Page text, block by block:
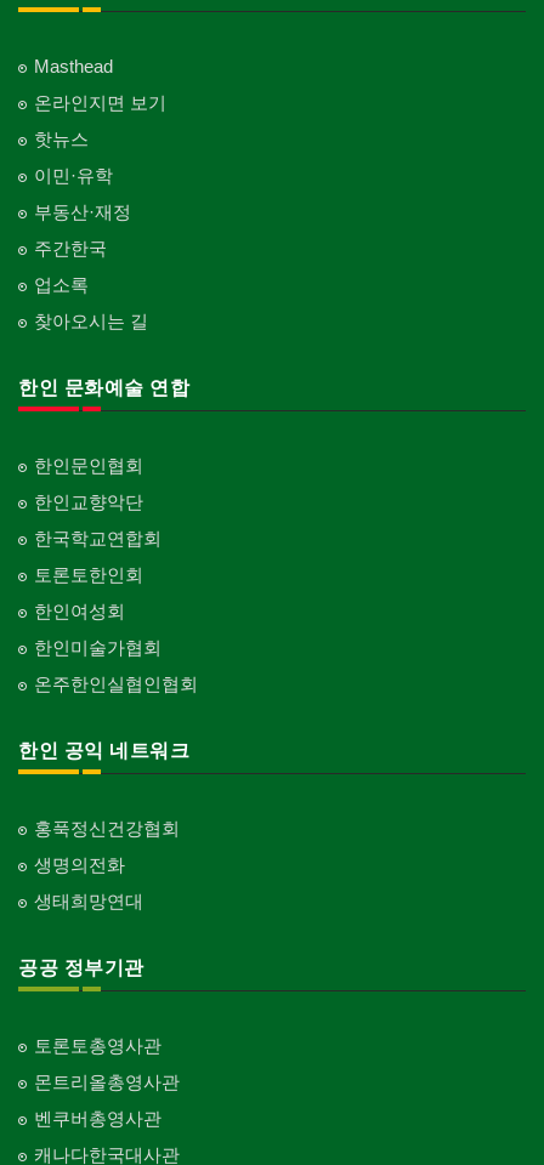
Masthead
온라인지면 보기
핫뉴스
이민·유학
부동산·재정
주간한국
업소록
찾아오시는 길
한인 문화예술 연합
한인문인협회
한인교향악단
한국학교연합회
토론토한인회
한인여성회
한인미술가협회
온주한인실협인협회
한인 공익 네트워크
홍푹정신건강협회
생명의전화
생태희망연대
공공 정부기관
토론토총영사관
몬트리올총영사관
벤쿠버총영사관
캐나다한국대사관